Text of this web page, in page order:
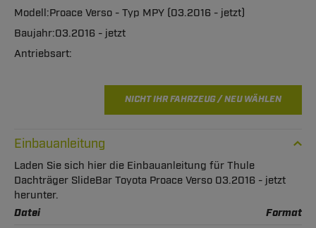
Proace Verso - Typ MPY (03.2016 - jetzt)
03.2016 - jetzt
NICHT IHR FAHRZEUG / NEU WÄHLEN
Einbauanleitung
Laden Sie sich hier die Einbauanleitung für Thule
Dachträger SlideBar Toyota Proace Verso 03.2016 - jetzt
herunter.
Datei Format